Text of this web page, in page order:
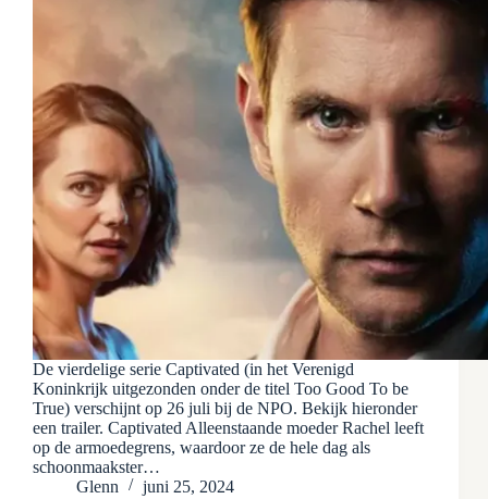
De vierdelige serie Captivated (in het Verenigd
Koninkrijk uitgezonden onder de titel Too Good To be
True) verschijnt op 26 juli bij de NPO. Bekijk hieronder
een trailer. Captivated Alleenstaande moeder Rachel leeft
op de armoedegrens, waardoor ze de hele dag als
schoonmaakster…
Glenn
juni 25, 2024